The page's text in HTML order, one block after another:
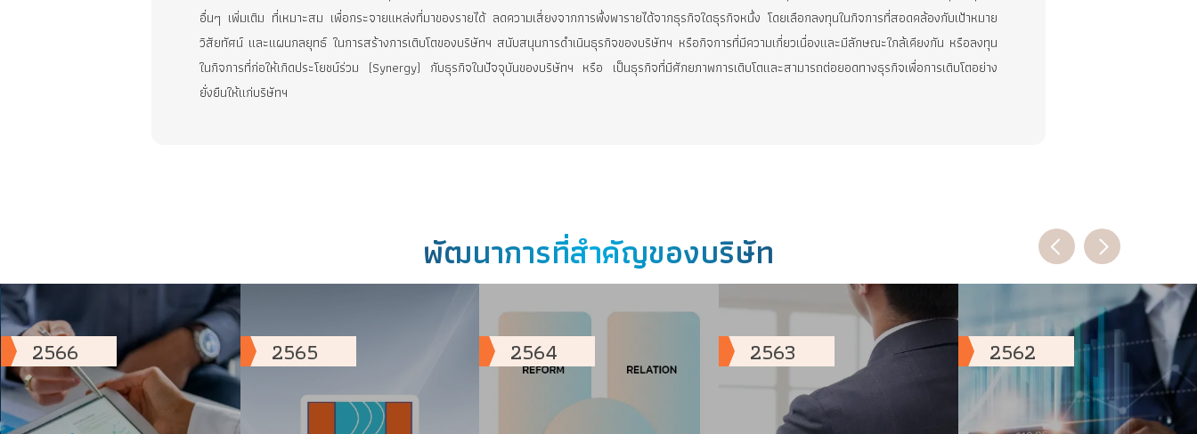
ตั้งแต่ปี 2562 UREKA ได้นำกลยุทธ์กระจายการลงทุนมาปฎิบัติเพื่อจัดสรรให้มีการลงทุนในธุรกิจที่มีความหลากหลายมากยิ่งขึ้น เพื่อสร้างความสามารถการทำกำไร การ
เติบโต ส่งเสริมความยั่งยืน และสร้างมูลค่าเพิ่มให้แก่ผู้ถือหุ้นอย่างต่อเนื่อง รวมทั้งลดความเสี่ยงจากการพึ่งพาอุสาหกรรมยานยนต์ ส่งผลให้ในปัจจุบัน บริษัทฯ และกลุ่ม
บริษัทดำเนินธุรกิจ เกี่ยวกับการผลิตและจำหน่ายน้ำประปา และการผลิตและ จำหน่ายเม็ดพลาสติกรีไซเคิล
พัฒนาการที่สำคัญของบริษัท
2566 2565 2564 2563 2562